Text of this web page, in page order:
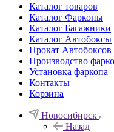
Каталог товаров
Каталог Фаркопы
Каталог Багажники
Каталог Автобоксы
Прокат Автобоксов
Производство
Установка фаркопа
Контакты
Корзина
Новосибирск
Назад